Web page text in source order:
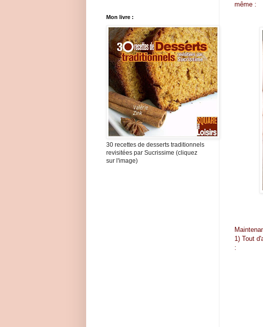
même :
1) Tout
:
Mon livre :
30 recettes de desserts traditionnels
revisitées par Sucrissime (cliquez
sur l'image)